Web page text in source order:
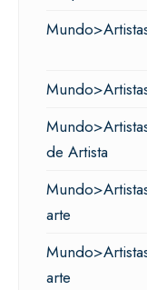
de Artista
arte
arte